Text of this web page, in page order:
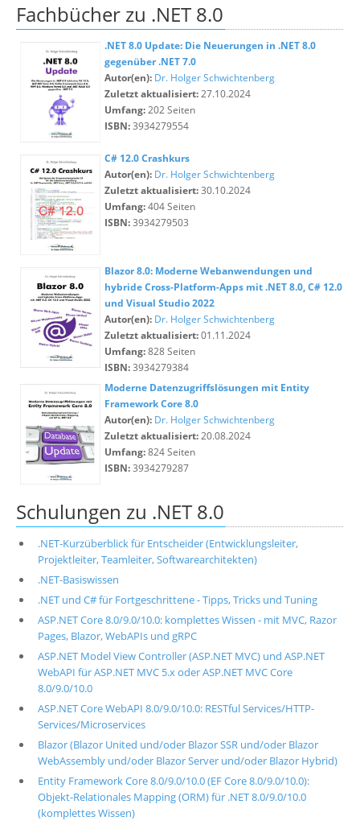
Fachbücher zu .NET 8.0
.NET 8.0 Update: Die Neuerungen in .NET 8.0
gegenüber .NET 7.0
Autor(en): Dr. Holger Schwichtenberg
Zuletzt aktualisiert:27.10.2024
Umfang:202 Seiten
ISBN:3934279554
C# 12.0 Crashkurs
Autor(en): Dr. Holger Schwichtenberg
Zuletzt aktualisiert:30.10.2024
Umfang:404 Seiten
ISBN:3934279503
Blazor 8.0: Moderne Webanwendungen und
hybride Cross-Platform-Apps mit .NET 8.0, C# 12.0
und Visual Studio 2022
Autor(en): Dr. Holger Schwichtenberg
Zuletzt aktualisiert:01.11.2024
Umfang:828 Seiten
ISBN:3934279384
Moderne Datenzugriffslösungen mit Entity
Framework Core 8.0
Autor(en): Dr. Holger Schwichtenberg
Zuletzt aktualisiert:20.08.2024
Umfang:824 Seiten
ISBN:3934279287
Schulungen zu .NET 8.0
.NET-Kurzüberblick für Entscheider (Entwicklungsleiter,
Projektleiter, Teamleiter, Softwarearchitekten)
.NET-Basiswissen
.NET und C# für Fortgeschrittene - Tipps, Tricks und Tuning
ASP.NET Core 8.0/9.0/10.0: komplettes Wissen - mit MVC, Razor
Pages, Blazor, WebAPIs und gRPC
ASP.NET Model View Controller (ASP.NET MVC) und ASP.NET
WebAPI für ASP.NET MVC 5.x oder ASP.NET MVC Core
8.0/9.0/10.0
ASP.NET Core WebAPI 8.0/9.0/10.0: RESTful Services/HTTP-
Services/Microservices
Blazor (Blazor United und/oder Blazor SSR und/oder Blazor
WebAssembly und/oder Blazor Server und/oder Blazor Hybrid)
Entity Framework Core 8.0/9.0/10.0 (EF Core 8.0/9.0/10.0):
Objekt-Relationales Mapping (ORM) für .NET 8.0/9.0/10.0
(komplettes Wissen)